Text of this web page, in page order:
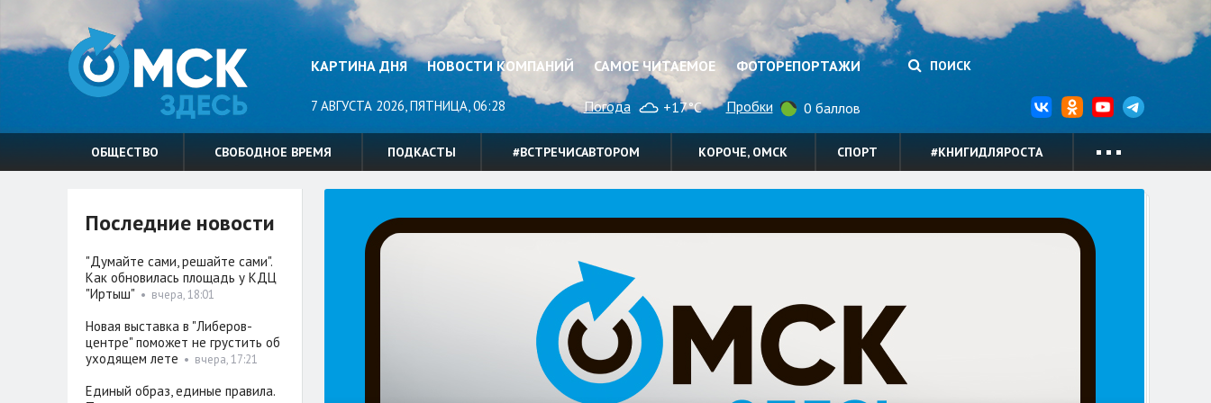
КАРТИНА ДНЯ НОВОСТИ КОМПАНИЙ САМОЕ ЧИТАЕМОЕ ФОТОРЕПОРТАЖИ ПОИСК
7 АВГУСТА 2026, ПЯТНИЦА, 06:28 Погода +17°C Пробки 0 баллов
ОБЩЕСТВО СВОБОДНОЕ ВРЕМЯ ПОДКАСТЫ #ВСТРЕЧИСАВТОРОМ КОРОЧЕ, ОМСК СПОРТ #КНИГИДЛЯРОСТА
Последние новости
"Думайте сами, решайте сами".
Как обновилась площадь у КДЦ
"Иртыш" • вчера, 18:01
Новая выставка в "Либеров-
центре" поможет не грустить об
уходящем лете • вчера, 17:21
Единый образ, единые правила.